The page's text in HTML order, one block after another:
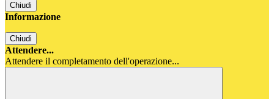
Chiudi
Informazione
Chiudi
Attendere...
Attendere il completamento dell'operazione...